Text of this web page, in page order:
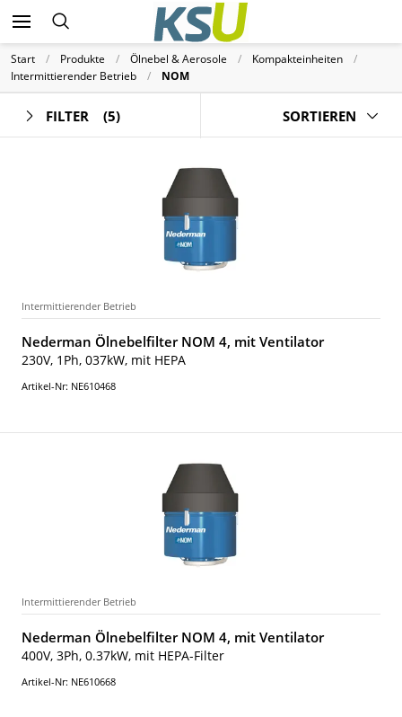
Start Produkte Ölnebel & Aerosole
Kompakteinheiten
Intermittierender Betrieb
NOM
FILTER (5) SORTIEREN
Intermittierender Betrieb
Nederman Ölnebelfilter NOM 4, mit Ventilator
230V, 1Ph, 037kW, mit HEPA
Artikel-Nr: NE610468
Intermittierender Betrieb
Nederman Ölnebelfilter NOM 4, mit Ventilator
400V, 3Ph, 0.37kW, mit HEPA-Filter
Artikel-Nr: NE610668